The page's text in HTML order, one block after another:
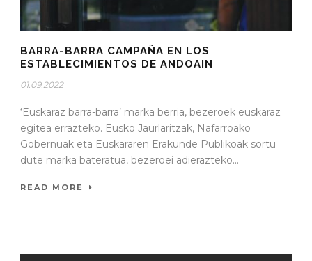
BARRA-BARRA CAMPAÑA EN LOS
ESTABLECIMIENTOS DE ANDOAIN
01.09.2022
‘Euskaraz barra-barra’ marka berria, bezeroek euskaraz
egitea errazteko. Eusko Jaurlaritzak, Nafarroako
Gobernuak eta Euskararen Erakunde Publikoak sortu
dute marka bateratua, bezeroei adierazteko...
READ MORE